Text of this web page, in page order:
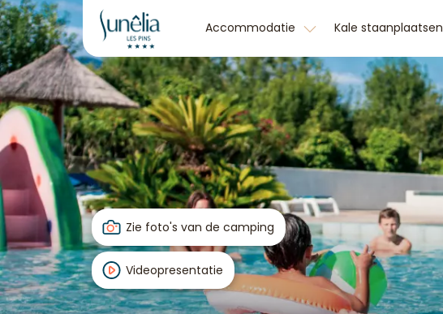
Accommodatie Kale staanplaatsen
Zie foto's van de camping
Videopresentatie